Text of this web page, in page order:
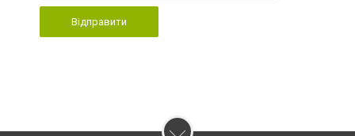
Відправити